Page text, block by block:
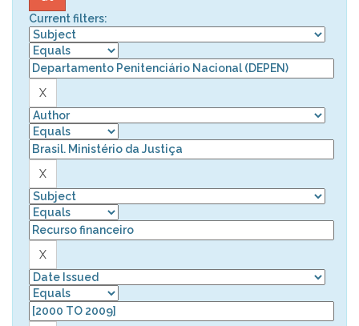
Current filters: